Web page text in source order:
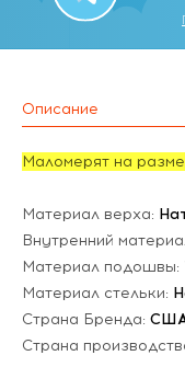
Описание
Маломерят на
Материал верха:
Внутренний
Материал подошвы:
Материал стельки:
Страна Бренда:
Страна